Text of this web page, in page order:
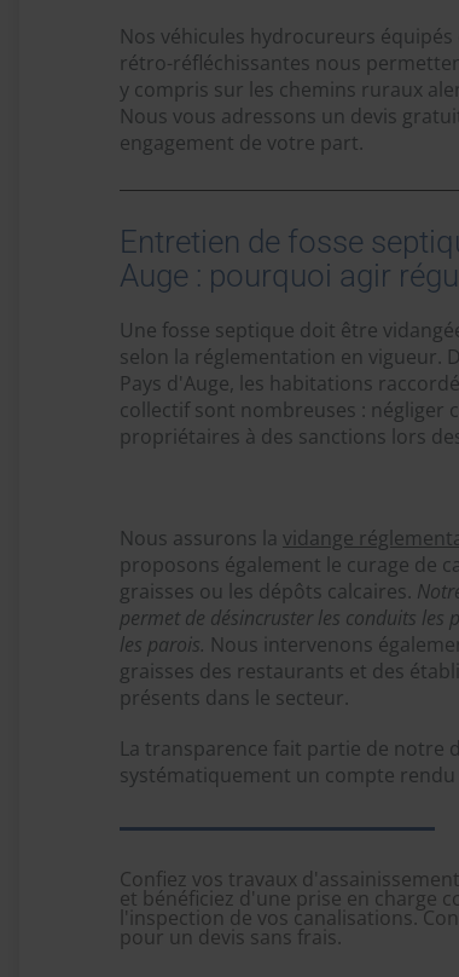
Nos véhicules hydrocureurs
rétro-réfléchissantes nous
y compris sur les chemins ruraux
Nous vous adressons un devis
engagement de votre part.
Entretien de fosse
Auge : pourquoi agir
Une fosse septique doit être
selon la réglementation en vigueur.
Pays d'Auge, les habitations
collectif sont nombreuses : négliger
propriétaires à des sanctions lors
Nous assurons la vidange
proposons également le curage de
graisses ou les dépôts calcaires.
permet de désincruster les conduits les
les parois. Nous intervenons
graisses des restaurants et des
présents dans le secteur.
La transparence fait partie de notre
systématiquement un compte
Confiez vos travaux
et bénéficiez d'une prise en charge
l'inspection de vos canalisations.
pour un devis sans frais.